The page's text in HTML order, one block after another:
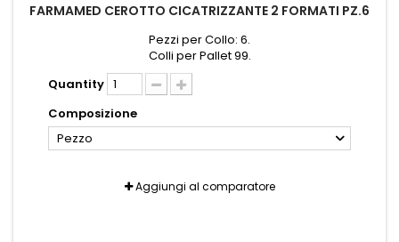
FARMAMED CEROTTO CICATRIZZANTE 2 FORMATI PZ.6
Pezzi per Collo: 6.
Colli per Pallet 99.
Quantity
Composizione
Pezzo
Aggiungi al comparatore